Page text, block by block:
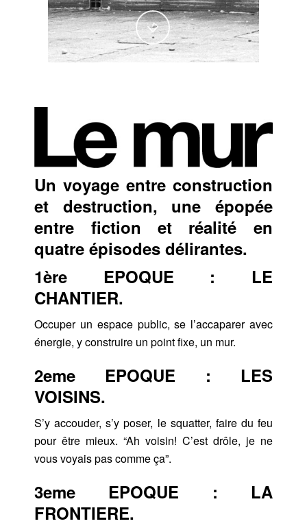
Un voyage entre construction
et destruction, une épopée
entre fiction et réalité en
quatre épisodes délirantes.
1ère EPOQUE : LE
CHANTIER.
Occuper un espace public, se l’accaparer avec
énergie, y construire un point fixe, un mur.
2eme EPOQUE : LES
VOISINS.
S’y accouder, s’y poser, le squatter, faire du feu
pour être mieux. “Ah voisin! C’est drôle, je ne
vous voyais pas comme ça”.
3eme EPOQUE : LA
FRONTIERE.